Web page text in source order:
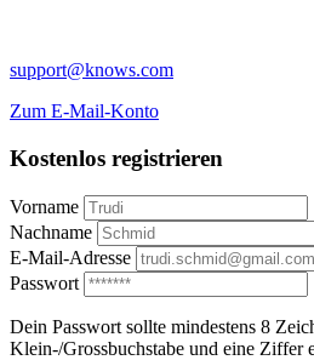
support@knows.com
Zum E-Mail-Konto
Kostenlos registrieren
Vorname
Nachname
E-Mail-Adresse
Passwort
Dein Passwort sollte mindestens 8
Klein-/Grossbuchstabe und eine Ziffer